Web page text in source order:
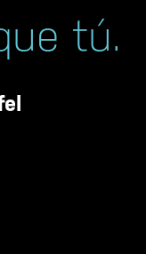
tú.